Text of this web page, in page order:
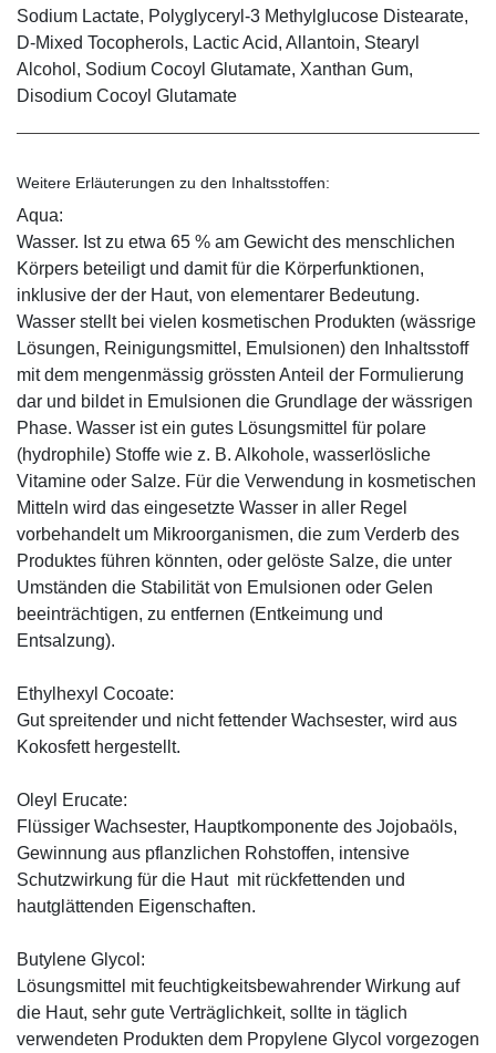
Sodium Lactate, Polyglyceryl-3 Methylglucose Distearate,
D-Mixed Tocopherols, Lactic Acid, Allantoin, Stearyl
Alcohol, Sodium Cocoyl Glutamate, Xanthan Gum,
Disodium Cocoyl Glutamate
Weitere Erläuterungen zu den Inhaltsstoffen:
Aqua:
Wasser. Ist zu etwa 65 % am Gewicht des menschlichen
Körpers beteiligt und damit für die Körperfunktionen,
inklusive der der Haut, von elementarer Bedeutung.
Wasser stellt bei vielen kosmetischen Produkten (wässrige
Lösungen, Reinigungsmittel, Emulsionen) den Inhaltsstoff
mit dem mengenmässig grössten Anteil der Formulierung
dar und bildet in Emulsionen die Grundlage der wässrigen
Phase. Wasser ist ein gutes Lösungsmittel für polare
(hydrophile) Stoffe wie z. B. Alkohole, wasserlösliche
Vitamine oder Salze. Für die Verwendung in kosmetischen
Mitteln wird das eingesetzte Wasser in aller Regel
vorbehandelt um Mikroorganismen, die zum Verderb des
Produktes führen könnten, oder gelöste Salze, die unter
Umständen die Stabilität von Emulsionen oder Gelen
beeinträchtigen, zu entfernen (Entkeimung und
Entsalzung).
Ethylhexyl Cocoate:
Gut spreitender und nicht fettender Wachsester, wird aus
Kokosfett hergestellt.
Oleyl Erucate:
Flüssiger Wachsester, Hauptkomponente des Jojobaöls,
Gewinnung aus pflanzlichen Rohstoffen, intensive
Schutzwirkung für die Haut mit rückfettenden und
hautglättenden Eigenschaften.
Butylene Glycol:
Lösungsmittel mit feuchtigkeitsbewahrender Wirkung auf
die Haut, sehr gute Verträglichkeit, sollte in täglich
verwendeten Produkten dem Propylene Glycol vorgezogen